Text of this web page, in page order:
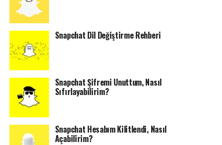
Snapchat Dil Değiştirme Rehberi
Snapchat Şifremi Unuttum, Nasıl
Sıfırlayabilirim?
Snapchat Hesabım Kilitlendi, Nasıl
Açabilirim?